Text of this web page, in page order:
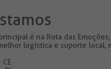
é na Rota das
logística e suporte